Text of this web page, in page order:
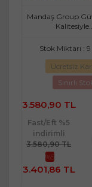
Mandaş Group
Stok Miktarı :
Ücretsiz
Sınırlı
3.580,90 TL
Fast/Eft %5
indirimli
3.580,90 TL
%5
3.401,86 TL